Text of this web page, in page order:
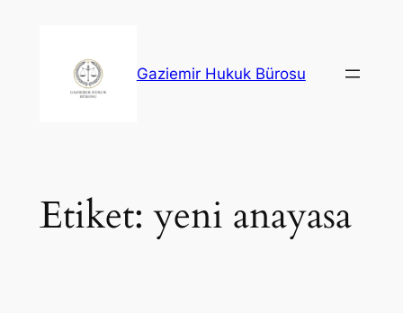
Gaziemir Hukuk Bürosu
Etiket:yeni anayasa